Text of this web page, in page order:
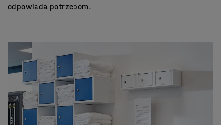
odpowiada potrzebom.